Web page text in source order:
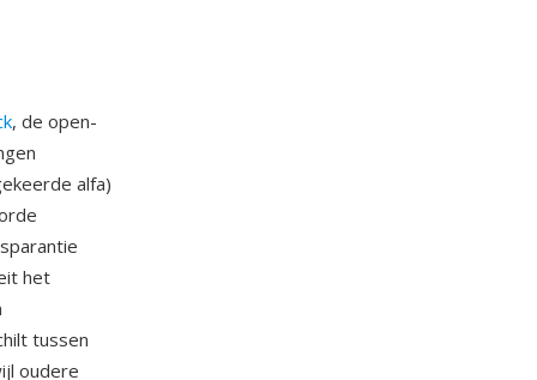
, de open-
alfa)
het
tussen
oudere